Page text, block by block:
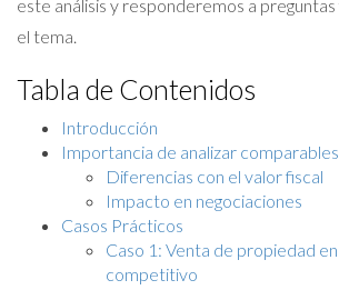
este análisis y responderemos a
el tema.
Tabla de Contenidos
Introducción
Importancia de analizar
Diferencias con el valor fiscal
Impacto en negociaciones
Casos Prácticos
Caso 1: Venta de propiedad
competitivo